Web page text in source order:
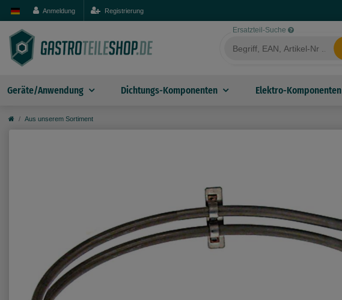
Anmeldung Registrierung
Ersatzteil-Suche
Geräte/Anwendung Dichtungs-Komponenten Elektro-Komponenten
Aus unserem Sortiment